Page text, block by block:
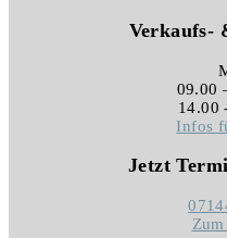
Verkaufs-
09.00
14.00
Infos
Jetzt